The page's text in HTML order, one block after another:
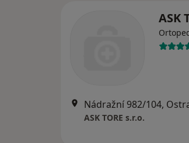
ASK
Nádražní 982/104,
ASK TORE s.r.o.